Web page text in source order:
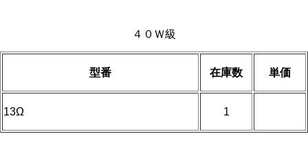
４０Ｗ級
型番 在庫数 単価
13Ω 1